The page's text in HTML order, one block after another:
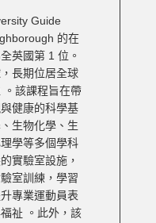
Guide
的在
英國第 1 位。
長期位居全球
。該課程旨在帶
健康的科學基
生物化學、生
學等多個學科
實驗室設施，
室訓練，學習
專業運動員表
祉 。此外，該